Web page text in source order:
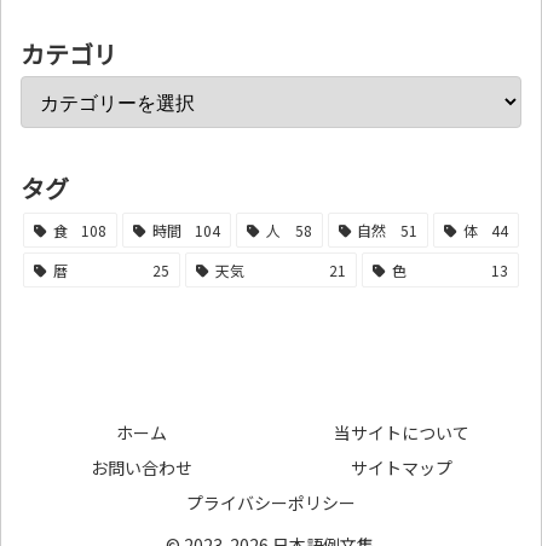
カテゴリ
タグ
食 108 時間 104 人 58 自然 51 体
44
暦
25 天気 21 色 13
ホーム
当サイトについて
お問い合わせ
サイトマップ
プライバシーポリシー